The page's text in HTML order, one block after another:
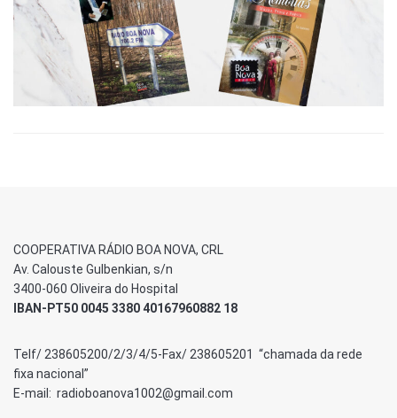
COOPERATIVA RÁDIO BOA NOVA, CRL
Av. Calouste Gulbenkian, s/n
3400-060 Oliveira do Hospital
IBAN-PT50 0045 3380 40167960882 18
Telf/ 238605200/2/3/4/5-Fax/ 238605201 “chamada da rede
fixa nacional”
E-mail: radioboanova1002@gmail.com